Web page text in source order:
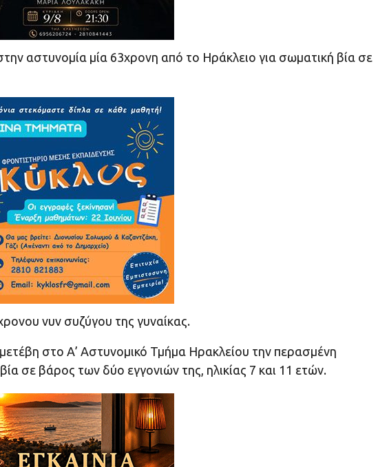
αστυνομία μία 63χρονη από το Ηράκλειο για σωματική βία σε
νυν συζύγου της γυναίκας.
στο Α’ Αστυνομικό Τμήμα Ηρακλείου την περασμένη
σε βάρος των δύο εγγονιών της, ηλικίας 7 και 11 ετών.